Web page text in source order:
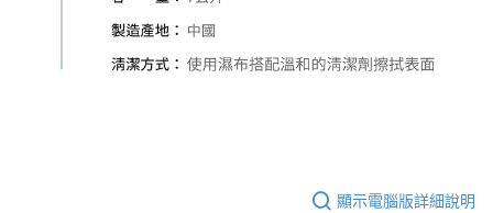
顯示電腦版詳細說明